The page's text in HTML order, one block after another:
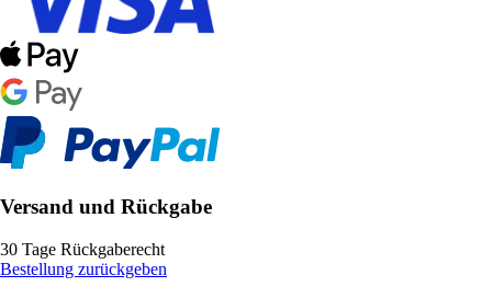
Versand und Rückgabe
30 Tage Rückgaberecht
Bestellung zurückgeben